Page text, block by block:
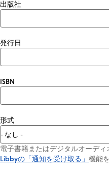
出版社
発行日
ISBN
形式
電子書籍またはデジタルオーディ
Libbyの「通知を受け取る」 機能